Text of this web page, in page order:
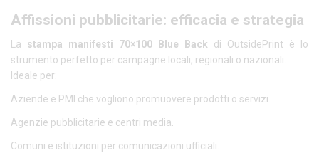
Affissioni pubblicitarie: efficacia e strategia
La stampa manifesti 70×100 Blue Back di OutsidePrint è lo
strumento perfetto per campagne locali, regionali o nazionali.
Ideale per:
Aziende e PMI che vogliono promuovere prodotti o servizi.
Agenzie pubblicitarie e centri media.
Comuni e istituzioni per comunicazioni ufficiali.